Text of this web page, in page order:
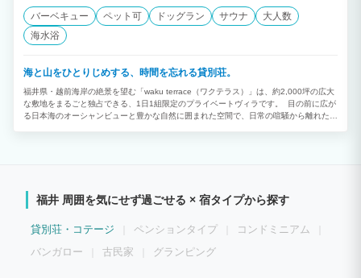
バーベキュー ペット可 ドッグラン サウナ
大人数
海水浴
海と山をひとりじめする、時間を忘れる貸別荘。
福井県・越前海岸の絶景を望む「waku terrace（ワクテラス）」は、約2,000坪の広大
な敷地をまるごと独占できる、1日1組限定のプライベートヴィラです。 目の前に広が
る日本海のオーシャンビューと豊かな自然に囲まれた空間で、日常の喧騒から離れた特
ープ旅行はもちろん、企業様のワーケーションや合宿、愛犬との特別なリトリート体
ライベート空間となっております。
福井 周囲を気にせず過ごせる × 宿タイプから探す
貸別荘・コテージ ペンションタイプ
コンドミニアム
バンガロー
古民家 グランピング